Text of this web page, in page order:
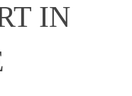
IN